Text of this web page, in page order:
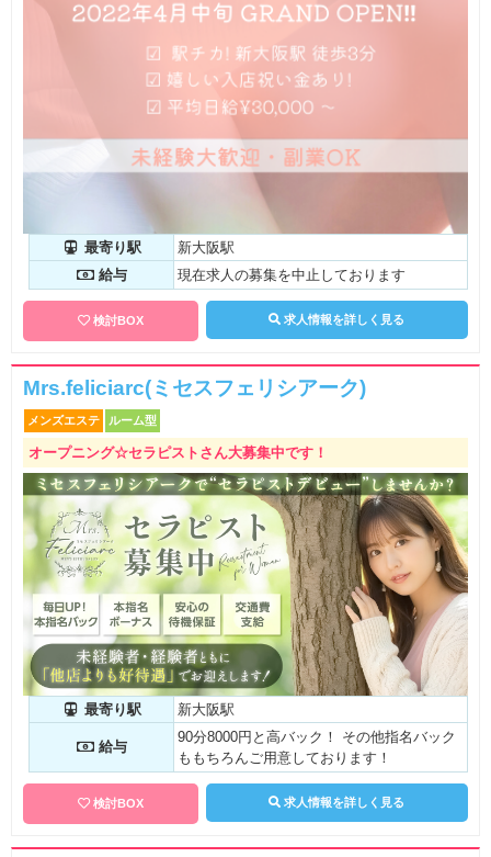
最寄り駅
新大阪駅
給与
現在求人の募集を中止しております
検討BOX 求人情報を詳しく見る
Mrs.feliciarc(ミセスフェリシアーク)
メンズエステ ルーム型
オープニング☆セラピストさん大募集中です！
最寄り駅 新大阪駅
給与
90分8000円と高バック！ その他指名バック
ももちろんご用意しております！
検討BOX 求人情報を詳しく見る